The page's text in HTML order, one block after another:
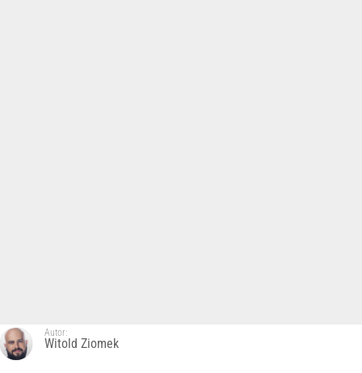
Autor:
Witold Ziomek